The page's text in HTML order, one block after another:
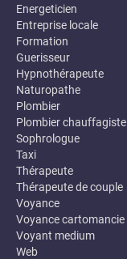
Energeticien
Entreprise locale
Formation
Guerisseur
Hypnothérapeute
Naturopathe
Plombier
Plombier chauffagiste
Sophrologue
Taxi
Thérapeute
Thérapeute de couple
Voyance
Voyance cartomancie
Voyant medium
Web